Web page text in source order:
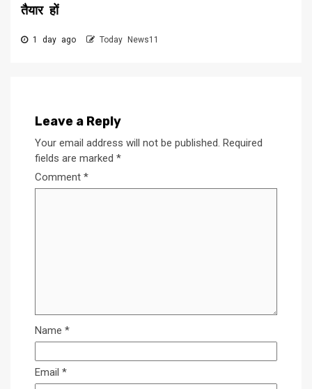
तैयार हों
1 day ago Today News11
Leave a Reply
Your email address will not be published. Required
fields are marked *
Comment *
Name *
Email *